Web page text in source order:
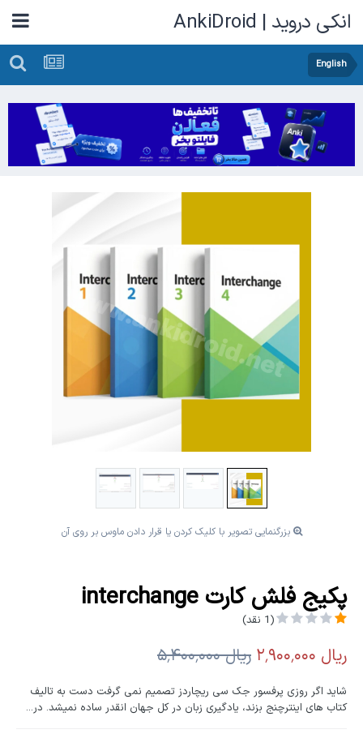
انکی دروید | AnkiDroid
English
بزرگنمایی تصویر با کلیک کردن یا قرار دادن ماوس بر روی آن
پکیج فلش کارت interchange
(1 نقد)
شاید اگر روزی پرفسور جک سی ریچاردز تصمیم نمی گرفت دست به تالیف
کتاب های اینترچنج بزند، یادگیری زبان در کل جهان انقدر ساده نمی­شد. در...